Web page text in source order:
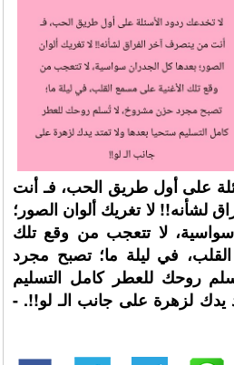
على أول طريق الحب، فـ أنت
لشأنه!! لا تغريك ألوان الصور؛
لا تتعجب من وقع تلك
في ليلة ما؛ تصبح مجرد
روحك للعطر كامل التسليم
يدك لزهرة على جانب الـ لو!!. -